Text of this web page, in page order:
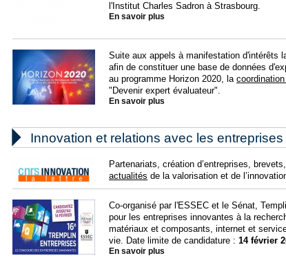
l'Institut Charles Sadron à Strasbourg.
En savoir plus
Suite aux appels à manifestation d'intérêts
afin de constituer une base de données
au programme Horizon 2020, la
"Devenir expert évaluateur".
En savoir plus
 Innovation et relations avec les entreprises
Partenariats, création d’entreprises,
actualités de la valorisation et de
Co-organisé par l'ESSEC et le Sénat,
pour les entreprises innovantes à la
matériaux et composants, internet et
vie. Date limite de candidature : 14 février
En savoir plus